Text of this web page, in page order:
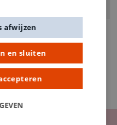
en sluiten
afwijzen